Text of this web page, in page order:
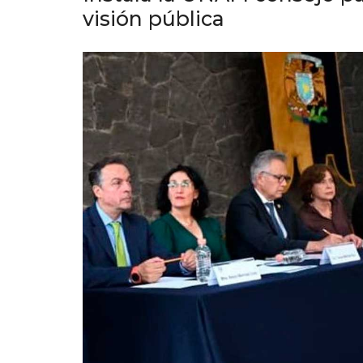
visión pública